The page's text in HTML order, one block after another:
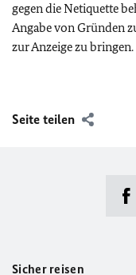
gegen die Netiquette
Angabe von Gründen
zur Anzeige zu bringen.
Seite teilen
Sicher reisen